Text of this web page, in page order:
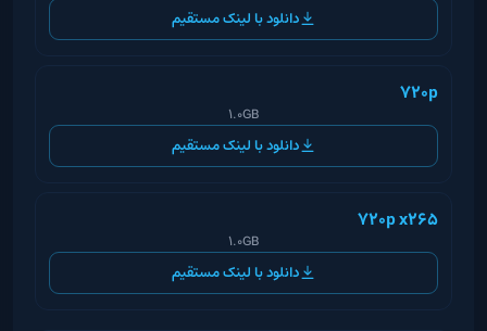
دانلود با لینک مستقیم
720p
1.0GB
دانلود با لینک مستقیم
720p x265
1.0GB
دانلود با لینک مستقیم